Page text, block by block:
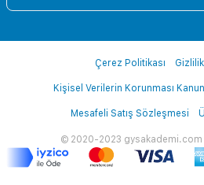
© 2020-2023 gysakademi.com
Çerez Politikası
Kişisel Verilerin Korunması
Mesafeli Satış Sözleşmesi